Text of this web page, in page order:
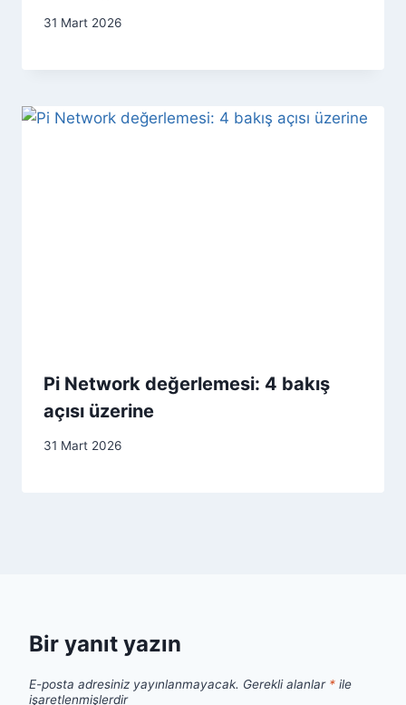
31 Mart 2026
Pi Network değerlemesi: 4 bakış
açısı üzerine
31 Mart 2026
Bir yanıt yazın
E-posta adresiniz yayınlanmayacak. Gerekli alanlar * ile
işaretlenmişlerdir